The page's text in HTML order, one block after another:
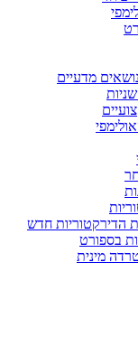
מדעיים
הדירקטוריות חדש
בספורט
מינית